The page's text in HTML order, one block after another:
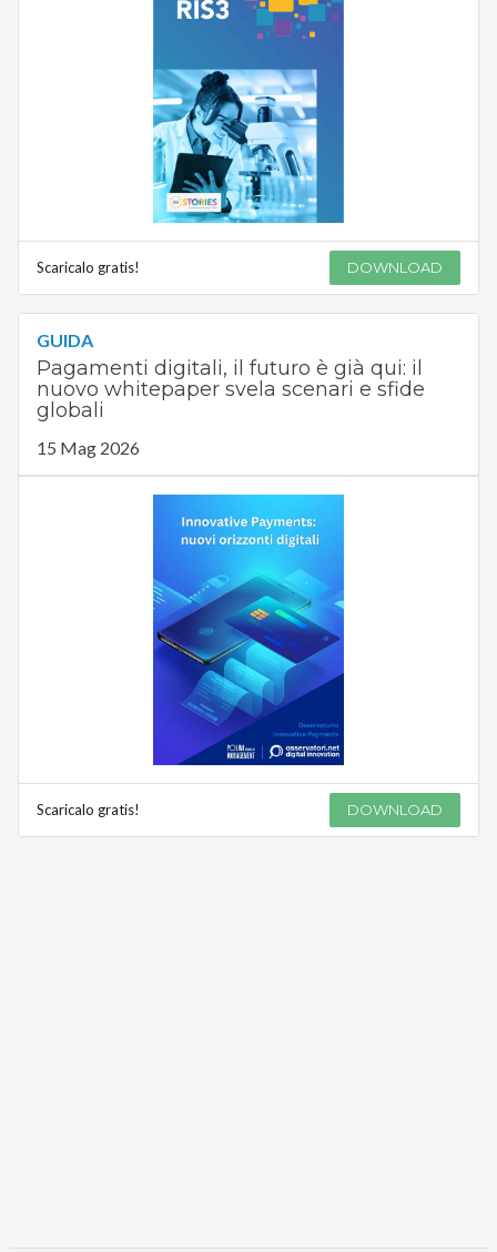
Scaricalo gratis! DOWNLOAD
GUIDA
Pagamenti digitali, il futuro è già qui: il
nuovo whitepaper svela scenari e sfide
globali
15 Mag 2026
Scaricalo gratis! DOWNLOAD